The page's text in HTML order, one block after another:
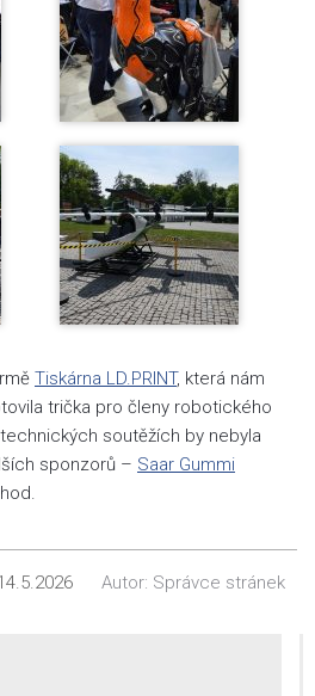
Tiskárna LD.PRINT, která nám
trička pro členy robotického
soutěžích by nebyla
sponzorů – Saar Gummi
Autor: Správce stránek